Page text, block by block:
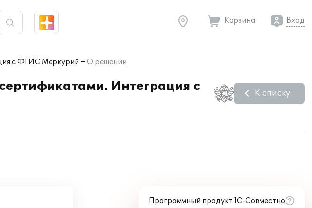
Корзина Вход
с ФГИС Меркурий О решении
Интеграция с
К списку
Программный продукт 1С-Совместно